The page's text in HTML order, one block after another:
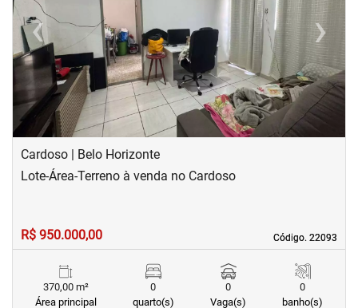
‹Previous ›Next
Cardoso | Belo Horizonte
Código. 22093
Código. 22093
Lote-Área-Terreno à venda no Cardoso
R$ 950.000,00
370,00 m²
Área principal
0
quarto(s)
0
Vaga(s)
0
banho(s)